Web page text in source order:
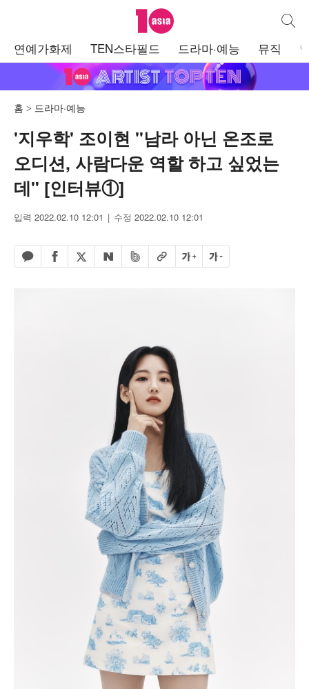
텐아시아 통합
연예가화제 TEN스타필드 드라마·예능 뮤직
홈 드라마·예능
'지우학' 조이현 "남라 아닌 온조로
오디션, 사람다운 역할 하고 싶었는
데" [인터뷰①]
입력 2022.02.10 12:01 수정 2022.02.10 12:01
카카오톡 공유하기
페이스북 공유하기
엑스 공유하기
네이버 공유하기
밴드 공유하기
URL복사글자 크게글자 작게